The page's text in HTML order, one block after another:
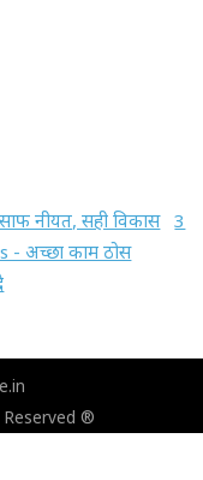
नीयत, सही विकास 3
- अच्छा काम ठोस
®